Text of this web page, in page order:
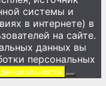
системы и
в интернете) в
на сайте.
данных вы
персональных